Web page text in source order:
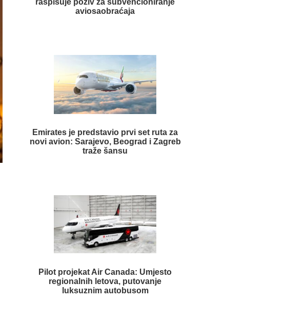
raspisuje poziv za subvencioniranje
aviosaobraćaja
Emirates je predstavio prvi set ruta za
novi avion: Sarajevo, Beograd i Zagreb
traže šansu
Pilot projekat Air Canada: Umjesto
regionalnih letova, putovanje
luksuznim autobusom